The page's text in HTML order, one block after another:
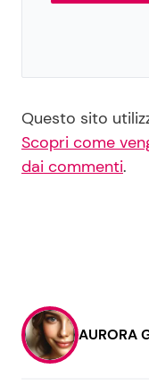
Questo sito
Scopri come
dai commenti.
AURORA